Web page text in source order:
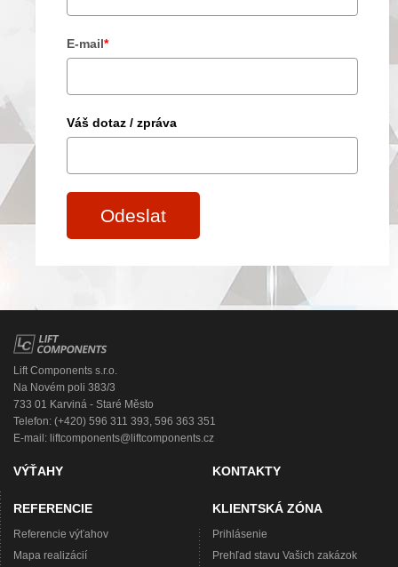
E-mail*
Váš dotaz / zpráva
Odeslat
Lift Components s.r.o.
Na Novém poli 383/3
733 01 Karviná - Staré Město
Telefon: (+420) 596 311 393, 596 363 351
E-mail: liftcomponents@liftcomponents.cz
VÝŤAHY
REFERENCIE
Referencie výťahov
Mapa realizácií
KONTAKTY
KLIENTSKÁ ZÓNA
Prihlásenie
Prehľad stavu Vašich zakázok